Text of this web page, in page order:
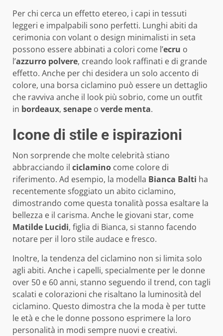
Per chi cerca un effetto etereo, i capi in tessuti
leggeri e impalpabili sono perfetti. Lunghi abiti da
cerimonia con volant o design minimalisti in seta
possono essere abbinati a colori come l’ecru o
l’azzurro polvere, creando look raffinati e di grande
effetto. Anche per chi desidera un solo accento di
colore, una borsa ciclamino può essere un dettaglio
che ravviva anche il look più sobrio, come un outfit
in bordeaux, senape o verde menta.
Icone di stile e ispirazioni
Non sorprende che molte celebrità stiano
abbracciando il ciclamino come colore di
riferimento. Ad esempio, la modella Bianca Balti ha
recentemente sfoggiato un abito ciclamino,
dimostrando come questa tonalità possa esaltare la
bellezza e il carisma. Anche le giovani star, come
Matilde Lucidi, figlia di Bianca, si stanno facendo
notare per il loro stile audace e fresco.
Inoltre, la tendenza del ciclamino non si limita solo
agli abiti. Anche i capelli, specialmente per le donne
over 50 e 60 anni, stanno seguendo il trend, con tagli
scalati e colorazioni che risaltano la luminosità del
ciclamino. Questo dimostra che la moda è per tutte
le età e che le donne possono esprimere la loro
personalità in modi sempre nuovi e creativi.